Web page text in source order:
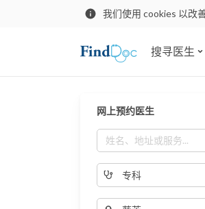
我们使用 cookies 以改
搜寻医生
网上预约医生
专科